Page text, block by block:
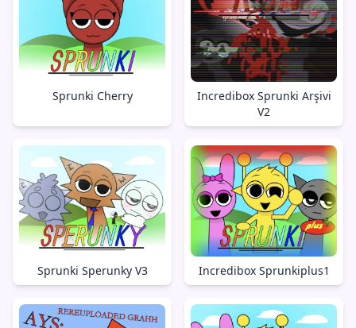
Sprunki Cherry
Incredibox Sprunki Arşivi
V2
Sprunki Sperunky V3 Incredibox Sprunkiplus1